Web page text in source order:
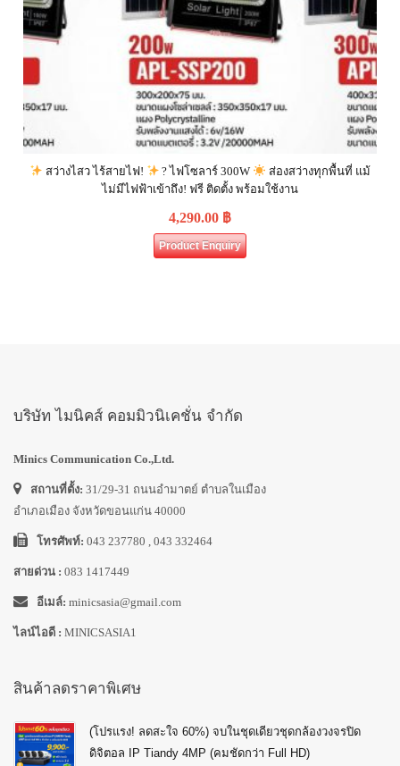
สว่างไสว ไร้สายไฟ! ? ไฟโซลาร์ 300W
ส่องสว่างทุกพื้นที่ แม้
ไม่มีไฟฟ้าเข้าถึง! ฟรี ติดตั้ง พร้อมใช้งาน
4,290.00 ฿
Product Enquiry
บริษัท ไมนิคส์ คอมมิวนิเคชั่น จำกัด
Minics Communication Co.,Ltd.
สถานที่ตั้ง: 31/29-31 ถนนอำมาตย์ ตำบลในเมือง
อำเภอเมือง จังหวัดขอนแก่น 40000
โทรศัพท์: 043 237780 , 043 332464
สายด่วน : 083 1417449
อีเมล์: minicsasia@gmail.com
ไลน์ไอดี : MINICSASIA1
สินค้าลดราคาพิเศษ
(โปรแรง! ลดสะใจ 60%) จบในชุดเดียวชุดกล้องวงจรปิด
ดิจิตอล IP Tiandy 4MP (คมชัดกว่า Full HD)